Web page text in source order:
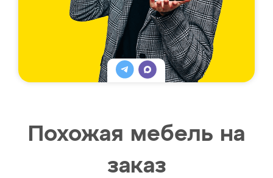
Похожая мебель на
заказ